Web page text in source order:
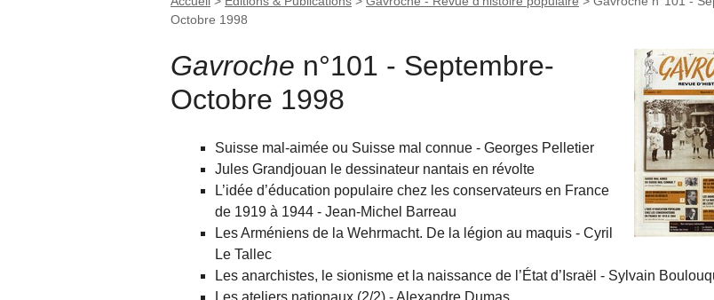
Octobre 1998
Gavroche n°101 - Septembre-
Octobre 1998
Suisse mal-aimée ou Suisse mal connue - Georges Pelletier
Jules Grandjouan le dessinateur nantais en révolte
L’idée d’éducation populaire chez les conservateurs en France
de 1919 à 1944 - Jean-Michel Barreau
Les Arméniens de la Wehrmacht. De la légion au maquis - Cyril
Le Tallec
Les anarchistes, le sionisme et la naissance de l’État d’Israël - Sylvain
Les ateliers nationaux (2/2) - Alexandre Dumas